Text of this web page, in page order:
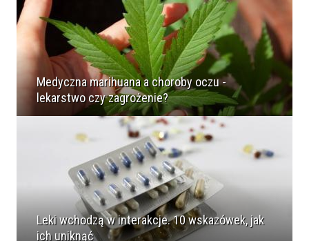
Medyczna marihuana a choroby oczu -
lekarstwo czy zagrożenie?
Leki wchodzą w interakcje. 10 wskazówek, jak
ich uniknąć